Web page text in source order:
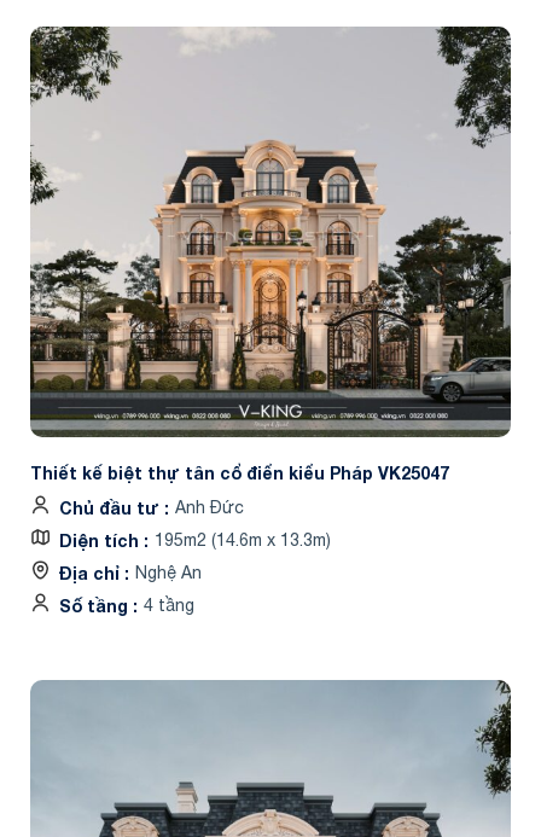
Thiết kế biệt thự tân cổ điển kiểu Pháp VK25047
Chủ đầu tư
Anh Đức
Diện tích 195m2 (14.6m x 13.3m)
Địa chỉ Nghệ An
Số tầng 4 tầng